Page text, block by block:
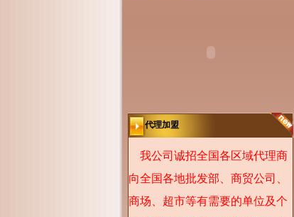
代理加盟
我公司诚招全国各区域代理商
向全国各地批发部、商贸公司、
商场、超市等有需要的单位及个